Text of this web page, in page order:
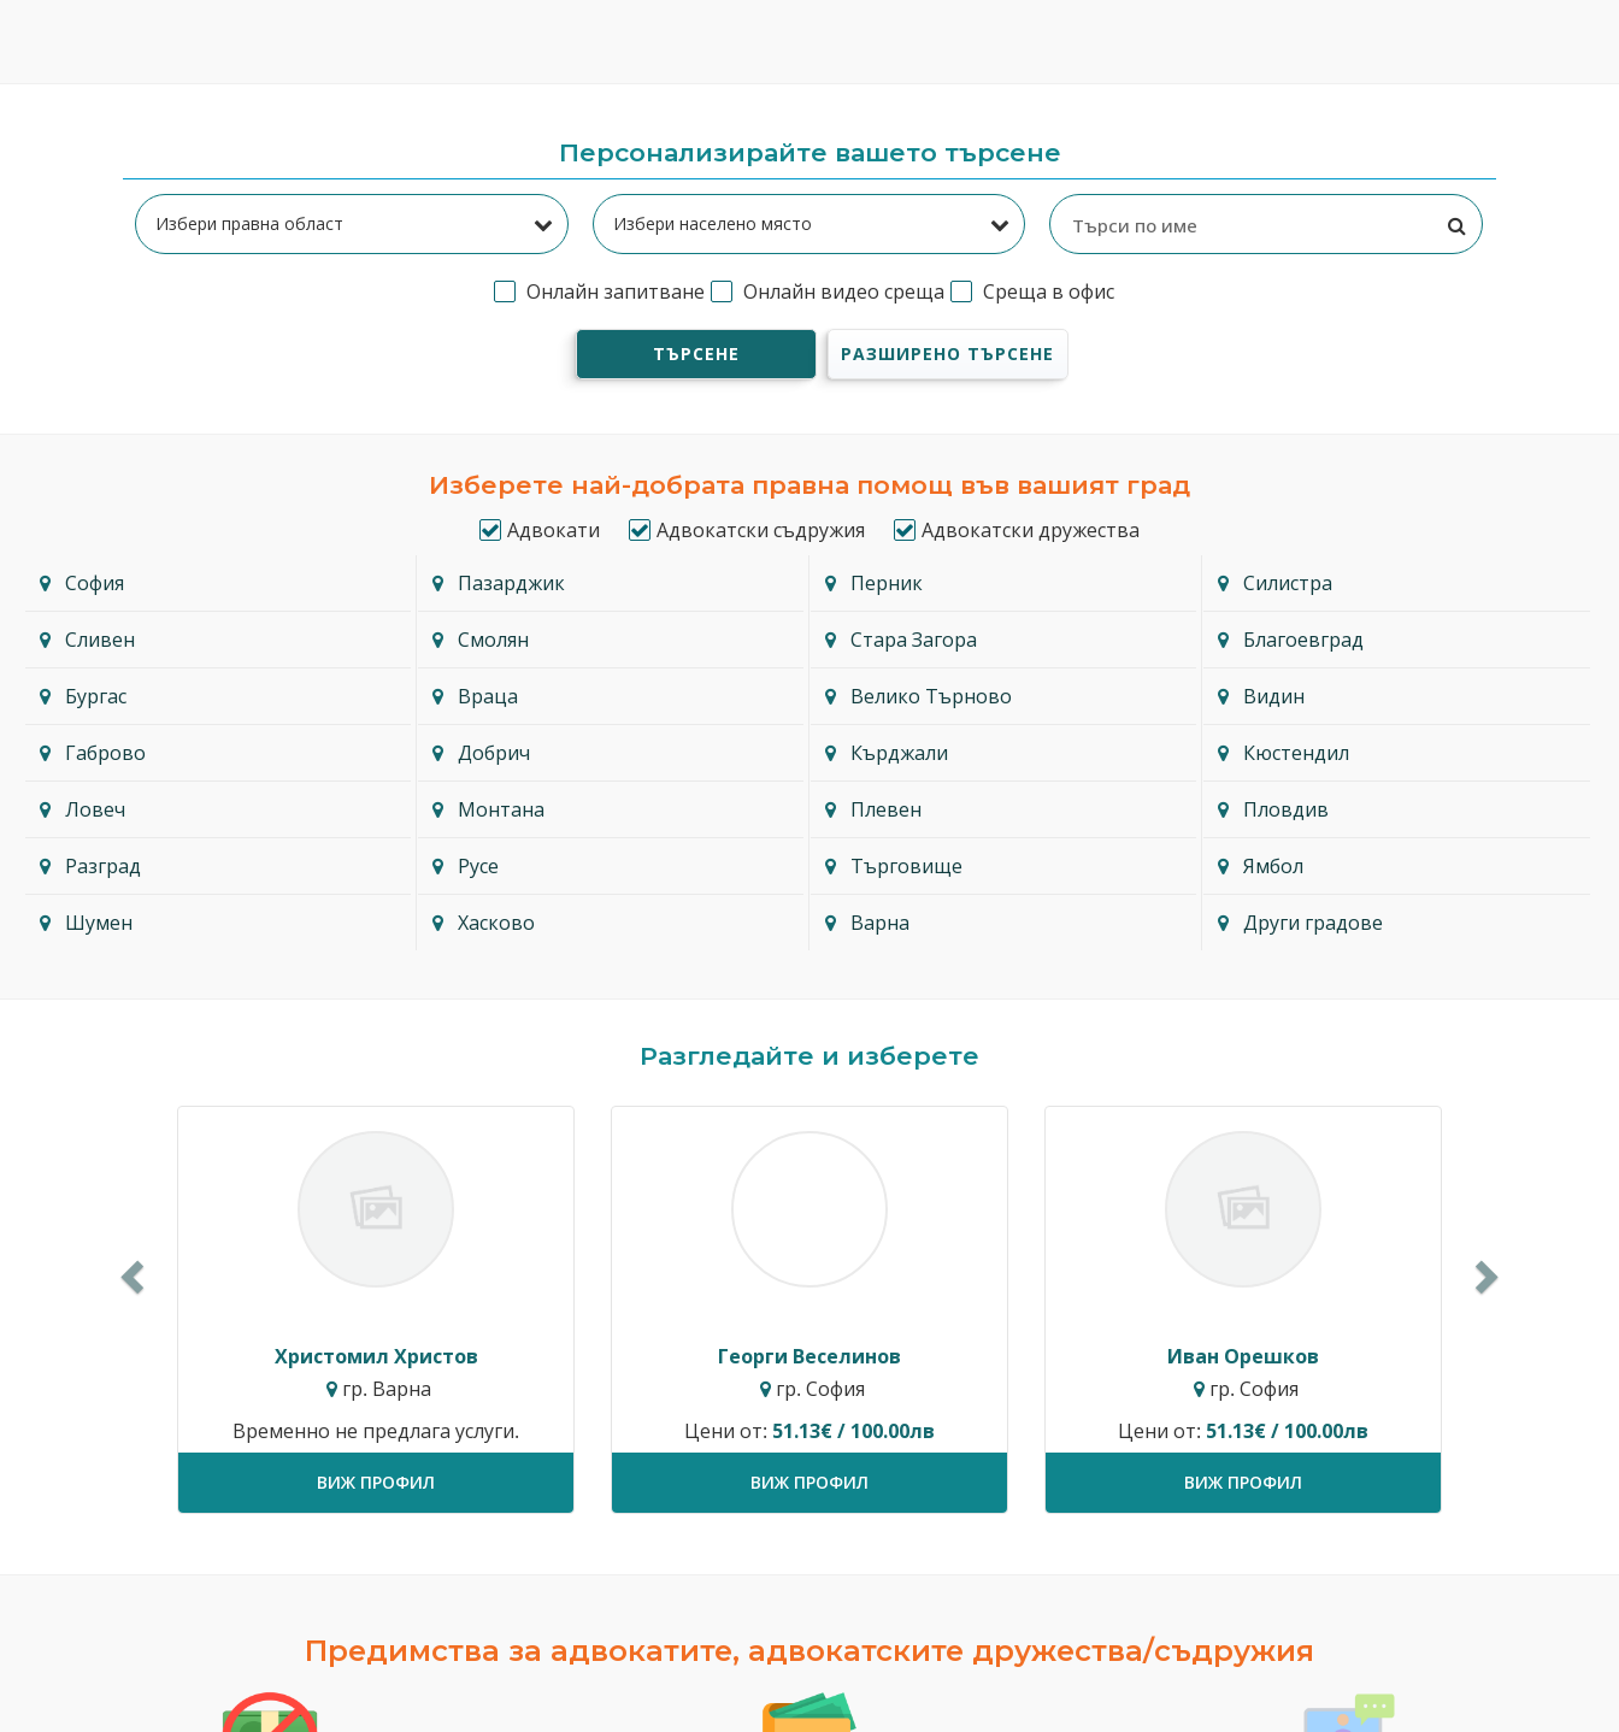
Персонализирайте вашето търсене
Онлайн запитване Онлайн видео среща Среща в офис
ТЪРСЕНЕ РАЗШИРЕНО ТЪРСЕНЕ
Изберете най-добрата правна помощ във вашият град
Адвокати Адвокатски съдружия
Адвокатски дружества
София
Пазарджик Перник Силистра
Сливен Смолян Стара Загора Благоевград
Бургас Враца Велико Търново Видин
Габрово Добрич Кърджали Кюстендил
Ловеч Монтана Плевен Пловдив
Разград Русе Търговище Ямбол
Шумен Хасково Варна Други градове
Разгледайте и изберете
Христомил Христов
гр. Варна
Временно не предлага услуги.
ВИЖ ПРОФИЛ
Георги Веселинов
гр. София
Цени от: 51.13€ / 100.00лв
ВИЖ ПРОФИЛ
Иван Орешков
гр. София
Цени от: 51.13€ / 100.00лв
ВИЖ ПРОФИЛ
Предимства за адвокатите, адвокатските дружества/съдружия